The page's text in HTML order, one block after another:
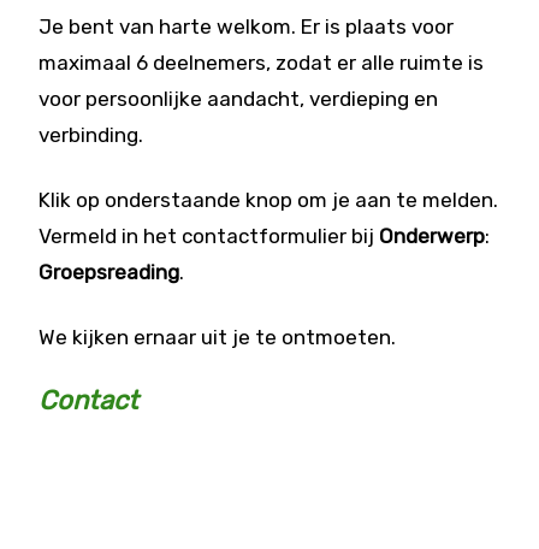
Je bent van harte welkom. Er is plaats voor
maximaal 6 deelnemers, zodat er alle ruimte is
voor persoonlijke aandacht, verdieping en
verbinding.
Klik op onderstaande knop om je aan te melden.
Vermeld in het contactformulier bij Onderwerp:
Groepsreading.
We kijken ernaar uit je te ontmoeten.
Contact